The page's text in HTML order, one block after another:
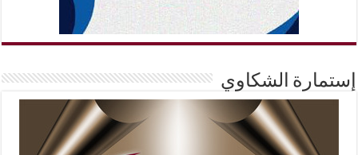
إستمارة الشكاوي